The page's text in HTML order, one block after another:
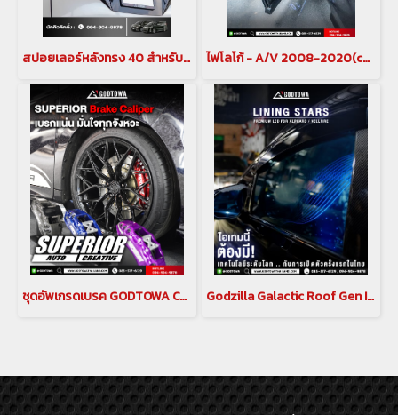
สปอยเลอร์หลังทรง 40 สำหรับ ALPHARD / VELLFIRE 30 ไฟโลโก้ - A/V 2008-2020(copy)(copy)(copy)(copy)
ชุดอัพเกรดเบรค GODTOWA CALIPER BREAK คาลิปเปอร์เบรก ดิสเบรค GODTOWA สำหรับรถยนต์ ALPHARD / VELLFIRE 30 รุ่นปี 2015-2022(copy)(copy) Godzilla Galactic Roof Gen II หลังคาดาวสำหรับ อัลพาร์ด เวลไฟร์ ALPHARD/VELLFIRE 20 รุ่นปี 2008-2014 , ALPHARD/VELLFIRE 30 รุ่นปี 2015-2023(copy)(copy)